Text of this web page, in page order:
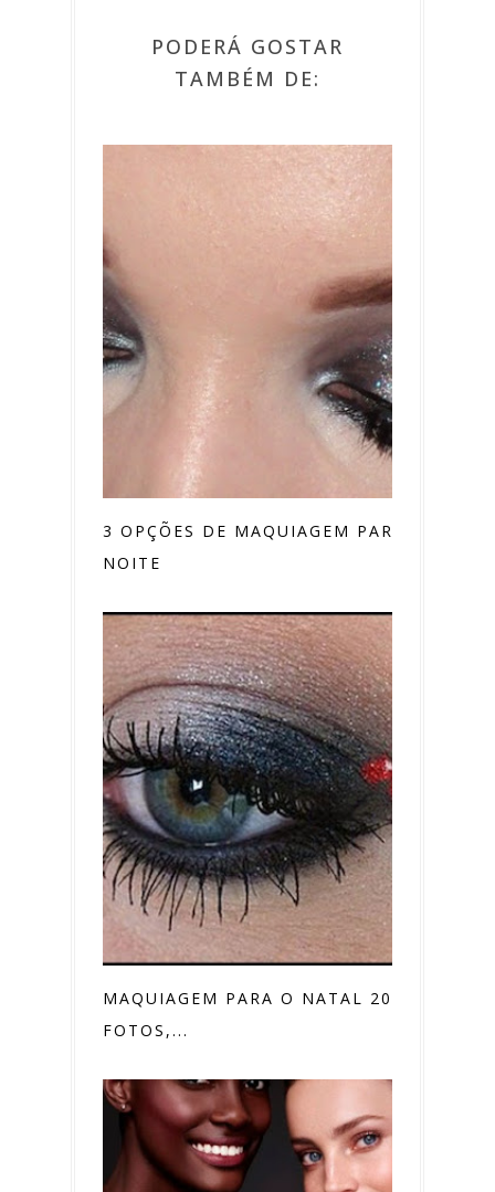
PODERÁ GOSTAR
TAMBÉM DE:
3 OPÇÕES DE MAQUIAGEM PARA
NOITE
MAQUIAGEM PARA O NATAL 2015,
FOTOS,...